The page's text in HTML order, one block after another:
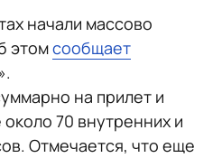
начали массово
этомсообщает
на прилет и
70 внутренних и
Отмечается, что еще